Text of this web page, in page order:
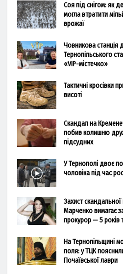
Соя під снігом: як
могла втратити
врожаї
Човникова станція
Тернопільського
«VIP-містечко»
Тактичні кросівки
висоті
Скандал на
побив колишню
підсудних
У Тернополі двоє
чоловіка під час
Захист
Марченко вимагає
прокурор — 5 років
На Тернопільщині
поля: у ТЦК
Почаївської лаври